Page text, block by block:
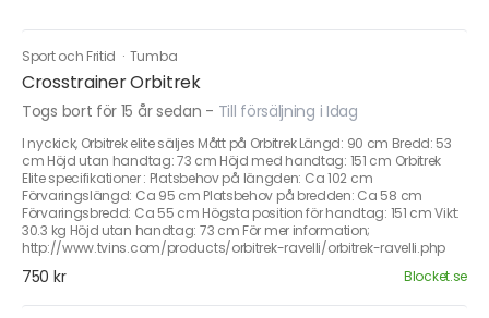
Sport och Fritid · Tumba
Crosstrainer Orbitrek
Togs bort för 15 år sedan - Till försäljning i Idag
I nyckick, Orbitrek elite säljes Mått på Orbitrek Längd: 90 cm Bredd: 53
cm Höjd utan handtag: 73 cm Höjd med handtag: 151 cm Orbitrek
Elite specifikationer : Platsbehov på längden: Ca 102 cm
Förvaringslängd: Ca 95 cm Platsbehov på bredden: Ca 58 cm
Förvaringsbredd: Ca 55 cm Högsta position för handtag: 151 cm Vikt:
30.3 kg Höjd utan handtag: 73 cm För mer information;
http://www.tvins.com/products/orbitrek-ravelli/orbitrek-ravelli.php
750 kr Blocket.se